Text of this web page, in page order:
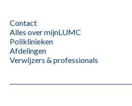
Contact
Alles over mijnLUMC
Poliklinieken
Afdelingen
Verwijzers & professionals